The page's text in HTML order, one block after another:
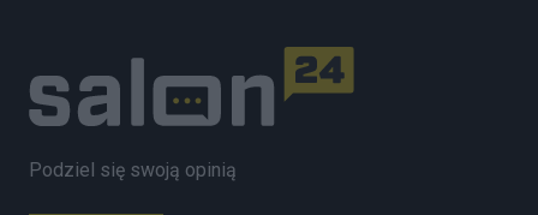
Podziel się swoją opinią